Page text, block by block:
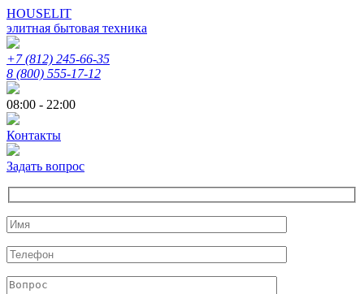
HOUSELIT
элитная бытовая техника
+7 (812) 245-66-35
8 (800) 555-17-12
08:00 - 22:00
Контакты
Задать вопрос